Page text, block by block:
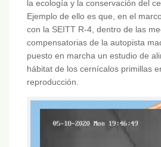
la ecología y la conservación del
Ejemplo de ello es que, en el
con la SEITT R-4, dentro de las
compensatorias de la autopista
puesto en marcha un estudio de
hábitat de los cernícalos primillas
reproducción.